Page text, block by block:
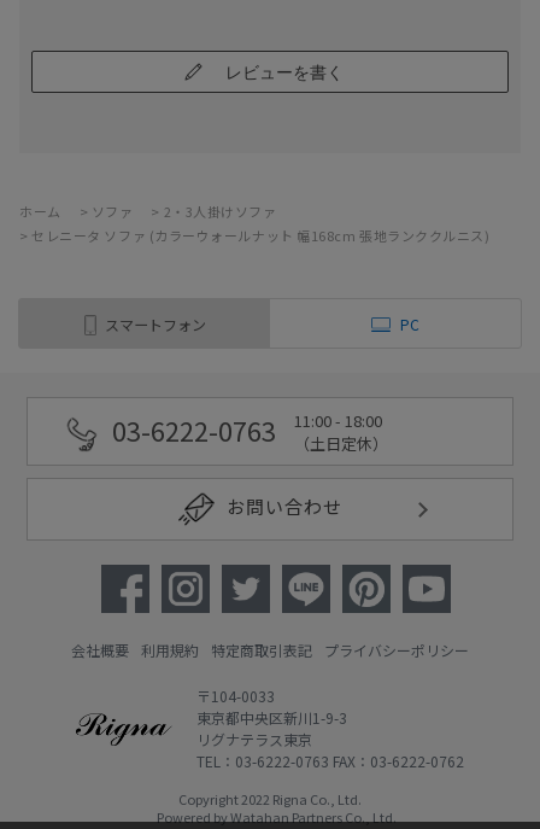
レビューを書く
ホーム > ソファ > 2・3人掛けソファ
> セレニータ ソファ (カラーウォールナット 幅168cm 張地ランククルニス)
スマートフォン PC
03-6222-0763
11:00 - 18:00
（土日定休）
お問い合わせ
会社概要 利用規約 特定商取引表記 プライバシーポリシー
〒104-0033
東京都中央区新川1-9-3
リグナテラス東京
TEL：03-6222-0763 FAX：03-6222-0762
Copyright 2022 Rigna Co., Ltd.
Powered by Watahan Partners Co., Ltd.